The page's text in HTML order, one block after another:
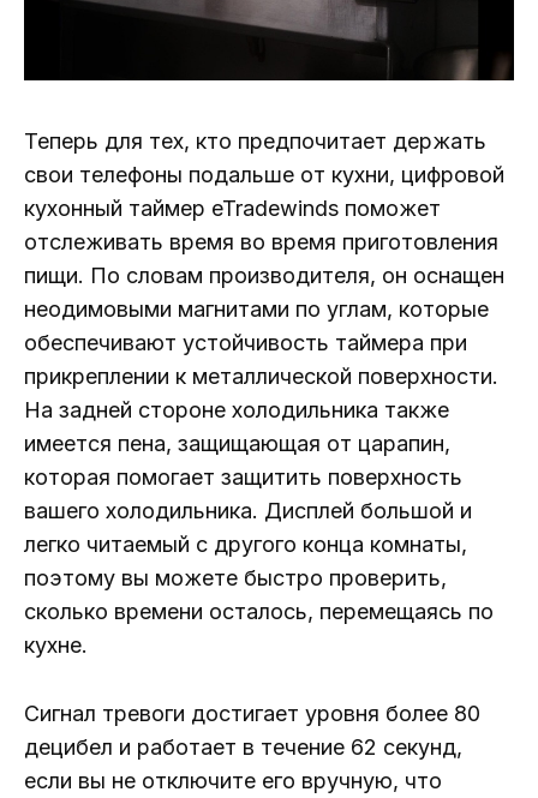
Теперь для тех, кто предпочитает держать
свои телефоны подальше от кухни, цифровой
кухонный таймер eTradewinds поможет
отслеживать время во время приготовления
пищи. По словам производителя, он оснащен
неодимовыми магнитами по углам, которые
обеспечивают устойчивость таймера при
прикреплении к металлической поверхности.
На задней стороне холодильника также
имеется пена, защищающая от царапин,
которая помогает защитить поверхность
вашего холодильника. Дисплей большой и
легко читаемый с другого конца комнаты,
поэтому вы можете быстро проверить,
сколько времени осталось, перемещаясь по
кухне.
Сигнал тревоги достигает уровня более 80
децибел и работает в течение 62 секунд,
если вы не отключите его вручную, что